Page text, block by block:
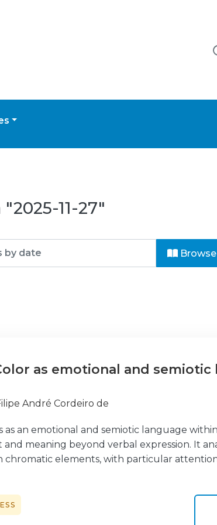
11-27"
Browse
as emotional and semiotic
André Cordeiro de
an emotional and semiotic language
meaning beyond verbal expression. It
elements, with particular attention
such as red, blue, yellow, green, and
agent. The research is grounded in a
semiotics, psychology of color, and